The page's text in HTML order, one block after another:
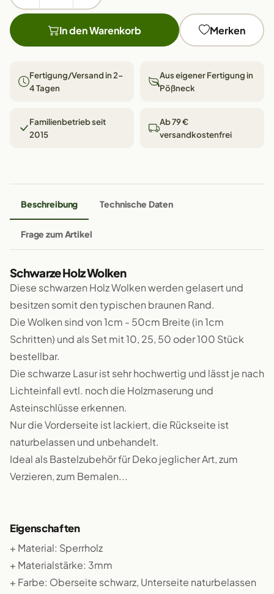
In den Warenkorb Merken
Fertigung/Versand in 2–
4 Tagen
Aus eigener Fertigung in
Pößneck
Familienbetrieb seit
2015
Ab 79 €
versandkostenfrei
Beschreibung Technische Daten
Frage zum Artikel
Schwarze Holz Wolken
Diese schwarzen Holz Wolken werden gelasert und
besitzen somit den typischen braunen Rand.
Die Wolken sind von 1cm - 50cm Breite (in 1cm
Schritten) und als Set mit 10, 25, 50 oder 100 Stück
bestellbar.
Die schwarze Lasur ist sehr hochwertig und lässt je nach
Lichteinfall evtl. noch die Holzmaserung und
Asteinschlüsse erkennen.
Nur die Vorderseite ist lackiert, die Rückseite ist
naturbelassen und unbehandelt.
Ideal als Bastelzubehör für Deko jeglicher Art, zum
Verzieren, zum Bemalen...
Eigenschaften
+ Material: Sperrholz
+ Materialstärke: 3mm
+ Farbe: Oberseite schwarz, Unterseite naturbelassen